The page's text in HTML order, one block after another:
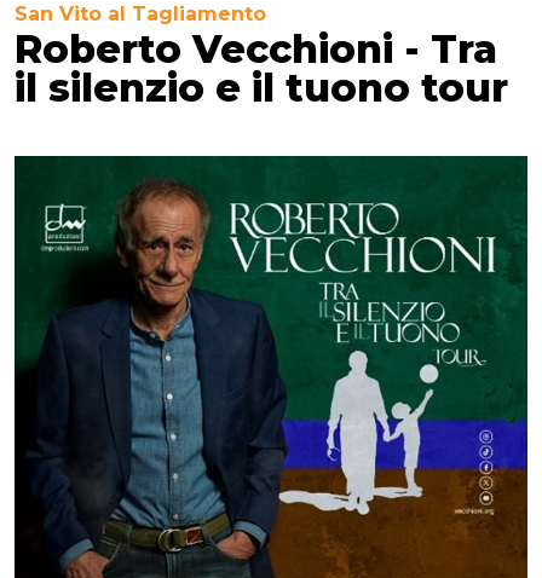
San Vito al Tagliamento
Roberto Vecchioni - Tra
il silenzio e il tuono tour